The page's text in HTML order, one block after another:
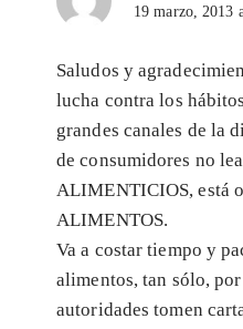
19 marzo, 2013
Saludos y
lucha contra los
grandes canales de la
de consumidores no
ALIMENTICIOS, está
ALIMENTOS.
Va a costar tiempo y
alimentos, tan sólo,
autoridades tomen